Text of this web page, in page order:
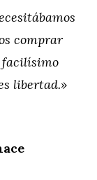
comprar
facilísimo
libertad.»